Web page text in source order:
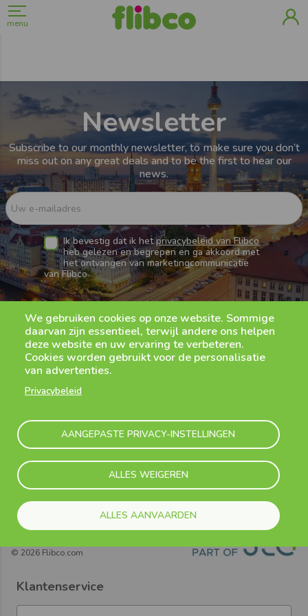
menu
We gebruiken cookies op onze website. Sommige
daarvan zijn essentieel, terwijl andere ons helpen
deze website en uw ervaring te verbeteren.
Cookies worden gebruikt voor de personalisatie
van advertenties.
Privacybeleid
AANGEPASTE PRIVACY-INSTELLINGEN
ALLES WEIGEREN
ALLES AANVAARDEN
Newsletter
Subscribe to our monthly newsletter, to make sure you don’t
miss out on any great deals and to be the first to hear our
news.
Uw e-mailadres
Ik bevestig dat ik hetprivacybeleid van Flibco
heb gelezen en begrepen en ga akkoord met
het ontvangen van marketingcommunicatie
van Flibco
Flibco-app
Download onze mobiele app om je shuttle in realtime op te
volgen en live meldingen te ontvangen!
© 2026 Flibco.com
Klantenservice